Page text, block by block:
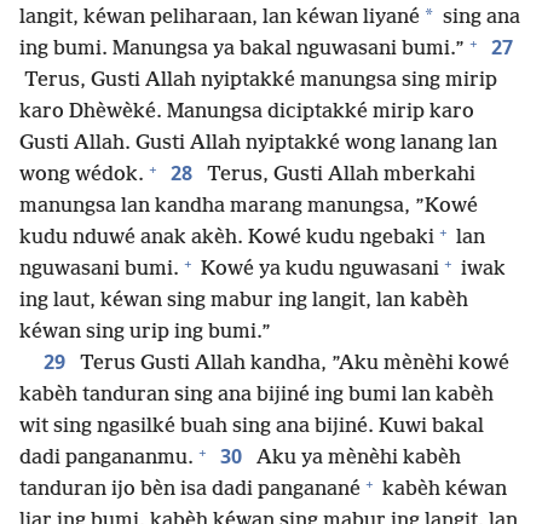
langit, kéwan peliharaan, lan kéwan liyané * sing ana
ing bumi. Manungsa ya bakal nguwasani bumi.” + 27
Terus, Gusti Allah nyiptakké manungsa sing mirip
karo Dhèwèké. Manungsa diciptakké mirip karo
Gusti Allah. Gusti Allah nyiptakké wong lanang lan
wong wédok. + 28
Terus, Gusti Allah mberkahi
manungsa lan kandha marang manungsa, ”Kowé
kudu nduwé anak akèh. Kowé kudu ngebaki + lan
nguwasani bumi. + Kowé ya kudu nguwasani + iwak
ing laut, kéwan sing mabur ing langit, lan kabèh
kéwan sing urip ing bumi.”
29
Terus Gusti Allah kandha, ”Aku mènèhi kowé
kabèh tanduran sing ana bijiné ing bumi lan kabèh
wit sing ngasilké buah sing ana bijiné. Kuwi bakal
dadi pangananmu. + 30
Aku ya mènèhi kabèh
tanduran ijo bèn isa dadi panganané + kabèh kéwan